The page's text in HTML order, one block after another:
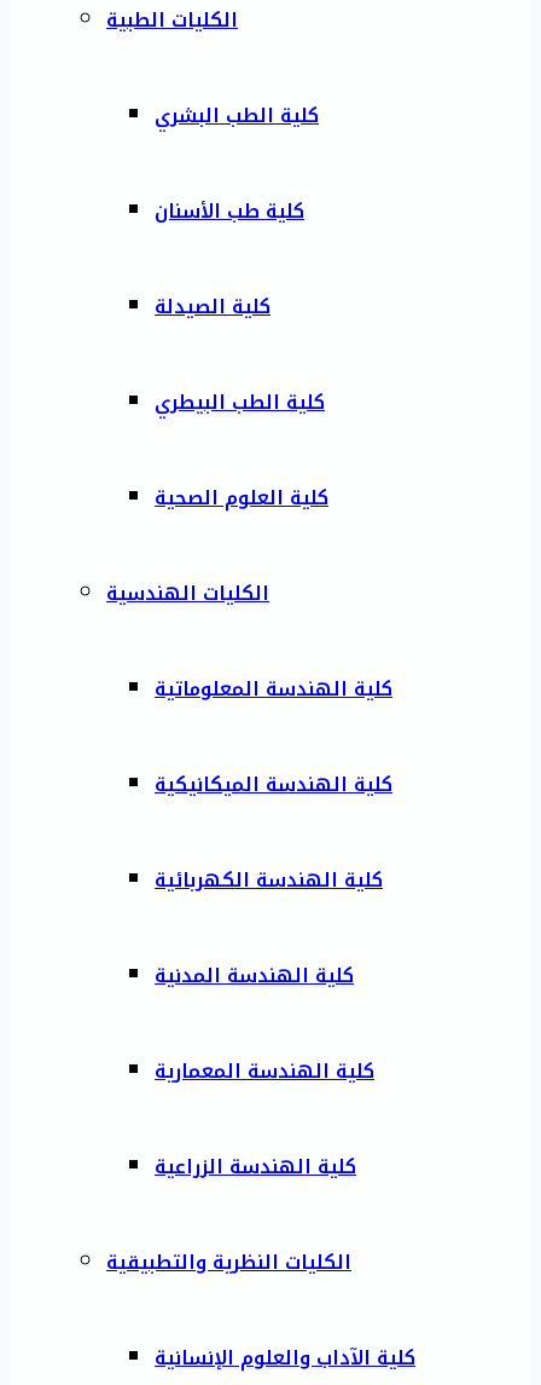
الكليات الطبية
كلية الطب البشري
كلية طب الأسنان
كلية الصيدلة
كلية الطب البيطري
كلية العلوم الصحية
الكليات الهندسية
كلية الهندسة المعلوماتية
كلية الهندسة الميكانيكية
كلية الهندسة الكهربائية
كلية الهندسة المدنية
كلية الهندسة المعمارية
كلية الهندسة الزراعية
الكليات النظرية والتطبيقية
كلية الآداب والعلوم الإنسانية